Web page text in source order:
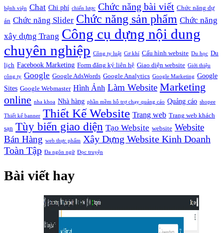
bệnh viện Chat Chi phí chiến lược Chức năng bài viết Chức năng dự
án Chức năng Slider Chức năng sản phẩm Chức năng
xây dựng Trang Công cụ dựng nội dung
chuyên nghiệp Công ty luật Cơ khí Cấu hình website Du học Du
lịch Facebook Marketing Form đăng ký liên hệ Giao diện website Giới thiệu
công ty Google Google AdsWords Google Analytics Google Marketing Google
Sites Google Webmaster Hình Ảnh Làm Website Marketing
online nha khoa Nhà hàng phần mềm hỗ trợ chạy quảng cáo Quảng cáo shopee
Thiết kế banner Thiết Kế Website Trang web Trang web khách
sạn Tùy biến giao diện Tạo Website website Website
Bán Hàng web thực phẩm
Xây Dựng Website Kinh Doanh
Toàn Tập Đa ngôn ngữ Đọc truyện
Bài viết hay